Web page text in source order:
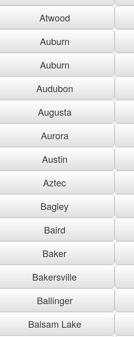
Atwood
Auburn
Auburn
Audubon
Augusta
Aurora
Austin
Aztec
Bagley
Baird
Baker
Bakersville
Ballinger
Balsam Lake